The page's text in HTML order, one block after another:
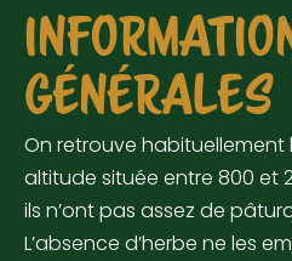
GÉNÉRALES
On retrouve habituellement
altitude située entre 800 et
ils n’ont pas assez de
L’absence d’herbe ne les